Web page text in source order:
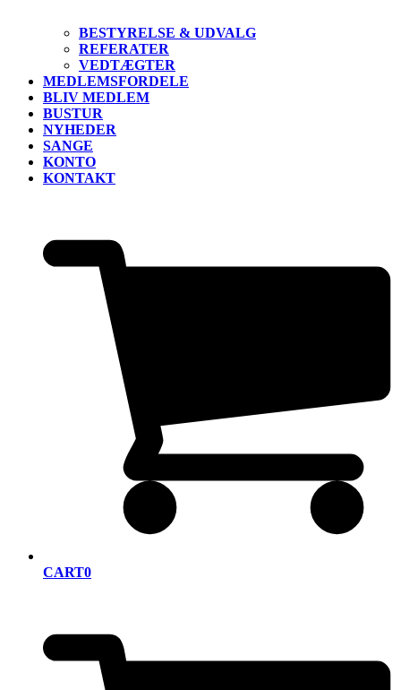
BESTYRELSE & UDVALG
REFERATER
VEDTÆGTER
MEDLEMSFORDELE
BLIV MEDLEM
BUSTUR
NYHEDER
SANGE
KONTO
KONTAKT
CART0